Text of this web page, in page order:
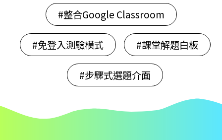
#整合Google Classroom
#免登入測驗模式 #課堂解題白板
#步驟式選題介面